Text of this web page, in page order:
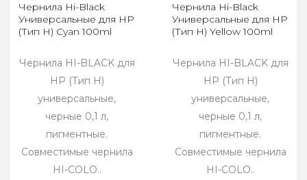
Чернила Hi-Black
Универсальные для HP
(Тип H) Cyan 100ml
Чернила HI-BLACK для
HP (Тип H)
универсальные,
черные 0,1 л,
пигментные.
Совместимые чернила
HI-COLO..
Чернила Hi-Black
Универсальные для HP
(Тип H) Yellow 100ml
Чернила HI-BLACK для
HP (Тип H)
универсальные,
черные 0,1 л,
пигментные.
Совместимые чернила
HI-COLO..